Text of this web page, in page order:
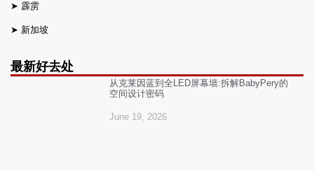
➤ 霹雳
➤ 新加坡
最新好去处
从克莱因蓝到全LED屏幕墙:拆解BabyPery的
空间设计密码
June 19, 2026